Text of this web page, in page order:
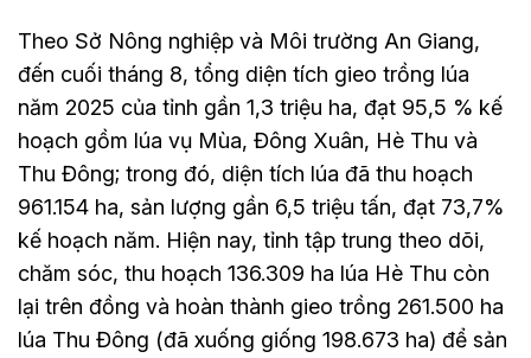
Theo Sở Nông nghiệp và Môi trường An Giang,
đến cuối tháng 8, tổng diện tích gieo trồng lúa
năm 2025 của tỉnh gần 1,3 triệu ha, đạt 95,5 % kế
hoạch gồm lúa vụ Mùa, Đông Xuân, Hè Thu và
Thu Đông; trong đó, diện tích lúa đã thu hoạch
961.154 ha, sản lượng gần 6,5 triệu tấn, đạt 73,7%
kế hoạch năm. Hiện nay, tỉnh tập trung theo dõi,
chăm sóc, thu hoạch 136.309 ha lúa Hè Thu còn
lại trên đồng và hoàn thành gieo trồng 261.500 ha
lúa Thu Đông (đã xuống giống 198.673 ha) để sản